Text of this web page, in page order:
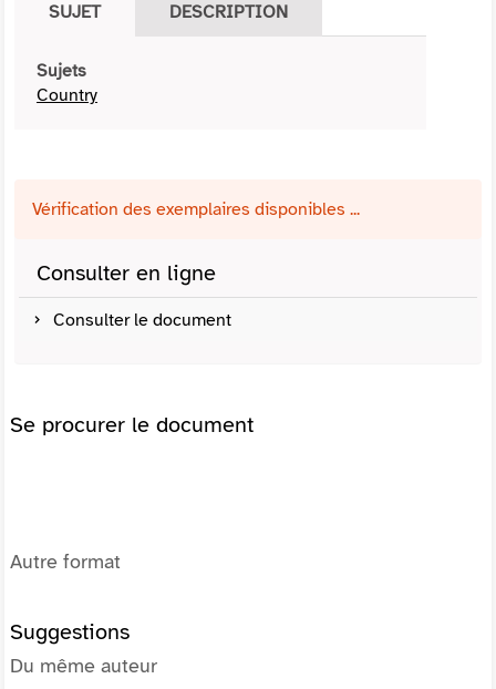
SUJET DESCRIPTION
Sujets
Country
Vérification des exemplaires disponibles ...
Consulter en ligne
Consulter le document
Se procurer le document
Autre format
Suggestions
Du même auteur